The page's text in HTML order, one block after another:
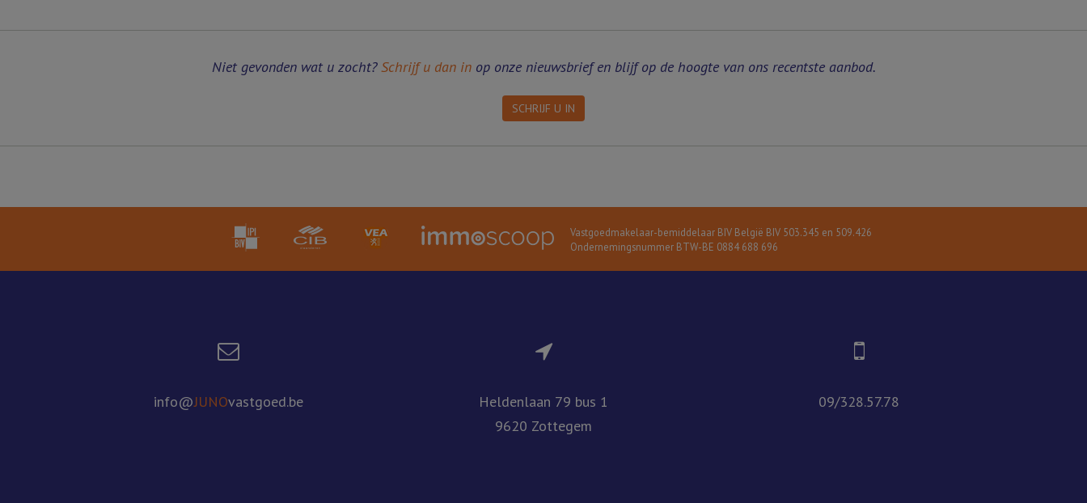
Niet gevonden wat u zocht?Schrijf u dan inop onze nieuwsbrief en blijf op de hoogte van ons recentste aanbod.
SCHRIJF U IN
Vastgoedmakelaar-bemiddelaar BIV België BIV 503.345 en 509.426
Ondernemingsnummer BTW-BE 0884 688 696
info@JUNOvastgoed.be
Heldenlaan 79 bus 1
9620 Zottegem
09/328.57.78